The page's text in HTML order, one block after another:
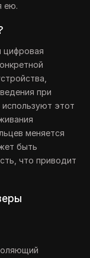
ею.
цифровая
при
этот
меняется
быть
что приводит